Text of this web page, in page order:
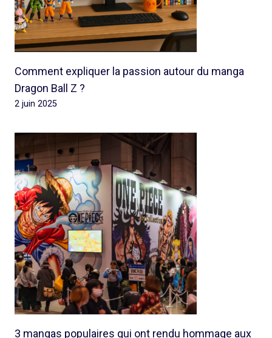
Comment expliquer la passion autour du manga
Dragon Ball Z ?
2 juin 2025
3 mangas populaires qui ont rendu hommage aux